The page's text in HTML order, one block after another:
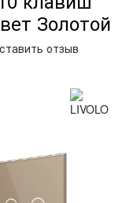
Золотой
отзыв